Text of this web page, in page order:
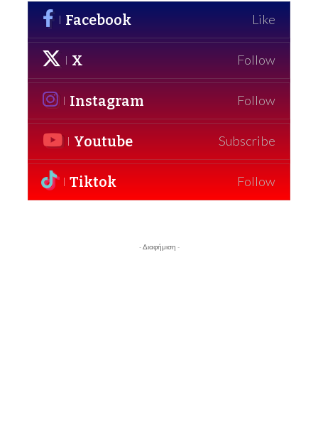
Facebook Like
X Follow
Instagram Follow
Youtube Subscribe
Tiktok Follow
- Διαφήμιση -